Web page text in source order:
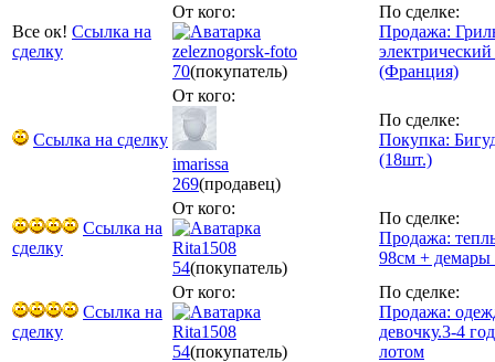
Все ок! Ссылка на
сделку
От кого:
zeleznogorsk-foto
70(покупатель)
По сделке:
Продажа:
(Франция)
Ссылка на сделку
От кого:
imarissa
269(продавец)
По сделке:
Покупка:
(18шт.)
Ссылка на
сделку
От кого:
Rita1508
54(покупатель)
По сделке:
Продажа:
98см + демары
Ссылка на
сделку
От кого:
Rita1508
54(покупатель)
По сделке:
Продажа:
девочку.3-4
лотом